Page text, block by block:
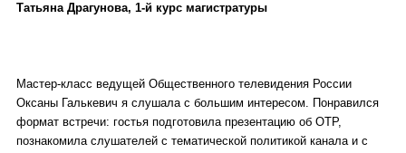
Татьяна Драгунова, 1-й курс магистратуры
Мастер-класс ведущей Общественного телевидения России
Оксаны Галькевич я слушала с большим интересом. Понравился
формат встречи: гостья подготовила презентацию об ОТР,
познакомила слушателей с тематической политикой канала и с